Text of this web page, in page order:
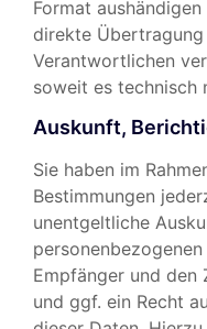
Format
direkte
Verantwortlichen
soweit es technisch
Auskunft,
Sie haben im
Bestimmungen
unentgeltliche
Empfänger und den
und ggf. ein Recht